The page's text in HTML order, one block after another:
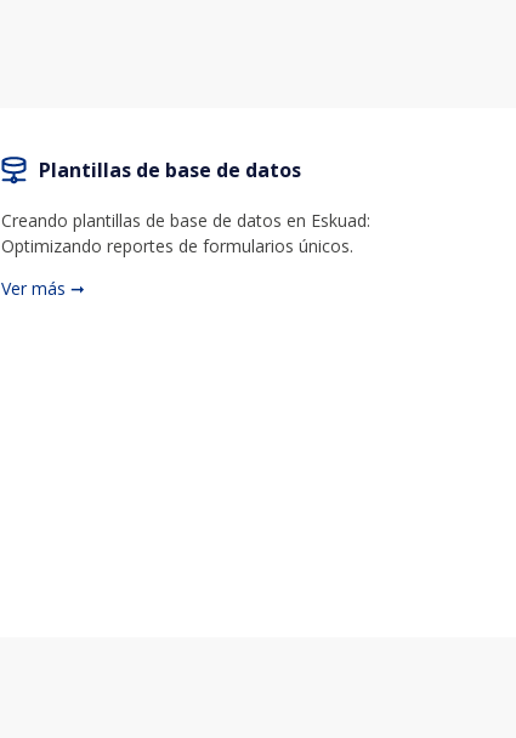
Plantillas de base de datos
Creando plantillas de base de datos en Eskuad:
Optimizando reportes de formularios únicos.
Ver más ➞